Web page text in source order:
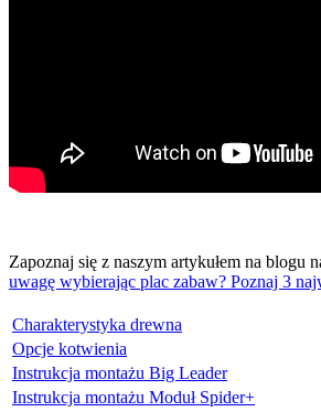
Zapoznaj się z naszym artykułem na blogu
uwagę wybierając plac zabaw? Poznaj 3
Charakterystyka drewna
Opcje kotwienia
Instrukcja montażu Big Leader
Instrukcja montażu Moduł Spider+